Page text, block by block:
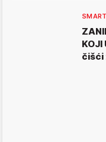
KOJI
čišći